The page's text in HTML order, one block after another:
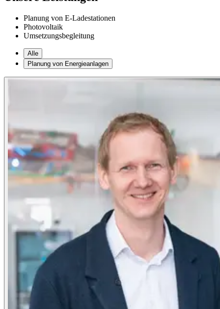
Planung von E-Ladestationen
Photovoltaik
Umsetzungsbegleitung
Alle
Planung von Energieanlagen